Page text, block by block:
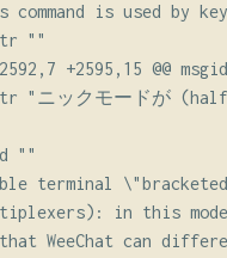
command is used by
""
-2592,7 +2595,15 @@
"ニックモードが
""
terminal
in this
WeeChat can